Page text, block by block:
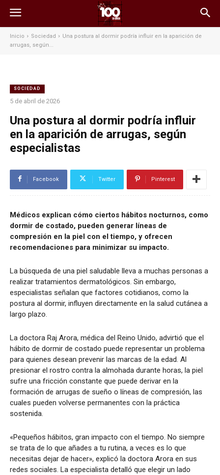
Inicio Sociedad
Una postura al dormir podría influir en la aparición de
arrugas, según...
SOCIEDAD
5 de abril de 2026
Una postura al dormir podría influir
en la aparición de arrugas, según
especialistas
Facebook Twitter Pinterest
Médicos explican cómo ciertos hábitos nocturnos, como
dormir de costado, pueden generar líneas de
compresión en la piel con el tiempo, y ofrecen
recomendaciones para minimizar su impacto.
La búsqueda de una piel saludable lleva a muchas personas a
realizar tratamientos dermatológicos. Sin embargo,
especialistas señalan que factores cotidianos, como la
postura al dormir, influyen directamente en la salud cutánea a
largo plazo.
La doctora Raj Arora, médica del Reino Unido, advirtió que el
hábito de dormir de costado puede representar un problema
para quienes desean prevenir las marcas de la edad. Al
presionar el rostro contra la almohada durante horas, la piel
sufre una fricción constante que puede derivar en la
formación de arrugas de sueño o líneas de compresión, las
cuales pueden volverse permanentes con la práctica
sostenida.
«Pequeños hábitos, gran impacto con el tiempo. No siempre
se trata de lo que añades a tu rutina, a veces es lo que
necesitas dejar de hacer», explicó la doctora Arora en sus
redes sociales. La especialista detalló que elegir un lado